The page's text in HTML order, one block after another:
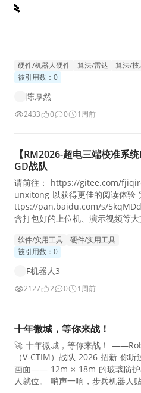
硬件/机器人硬件 算法/雷达 算法/技
被引用数：0
陈厚然
2433 0 0 1周前
【RM2026-超电三端校准系
GD战队
请前往： https://gitee.com/
unxitong 以获得更佳的阅读体验
ttps://pan.baidu.com/s/
含打包好的上位机、演示视频等
频吧
软件/实用工具
硬件/实用工具
被引用数：0
F机器人3
2127 2 0 1周前
十年微城，等你来战！
🚀 十年微城，等你来战！
（V-CTIM）战队 2026 招新 你
画面—— 12m × 18m 的玻璃防护
人就位。 哨声一响，步兵机器人